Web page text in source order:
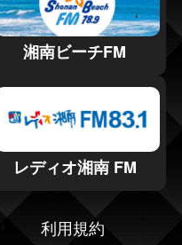
湘南ビーチFM
レディオ湘南 FM
利用規約